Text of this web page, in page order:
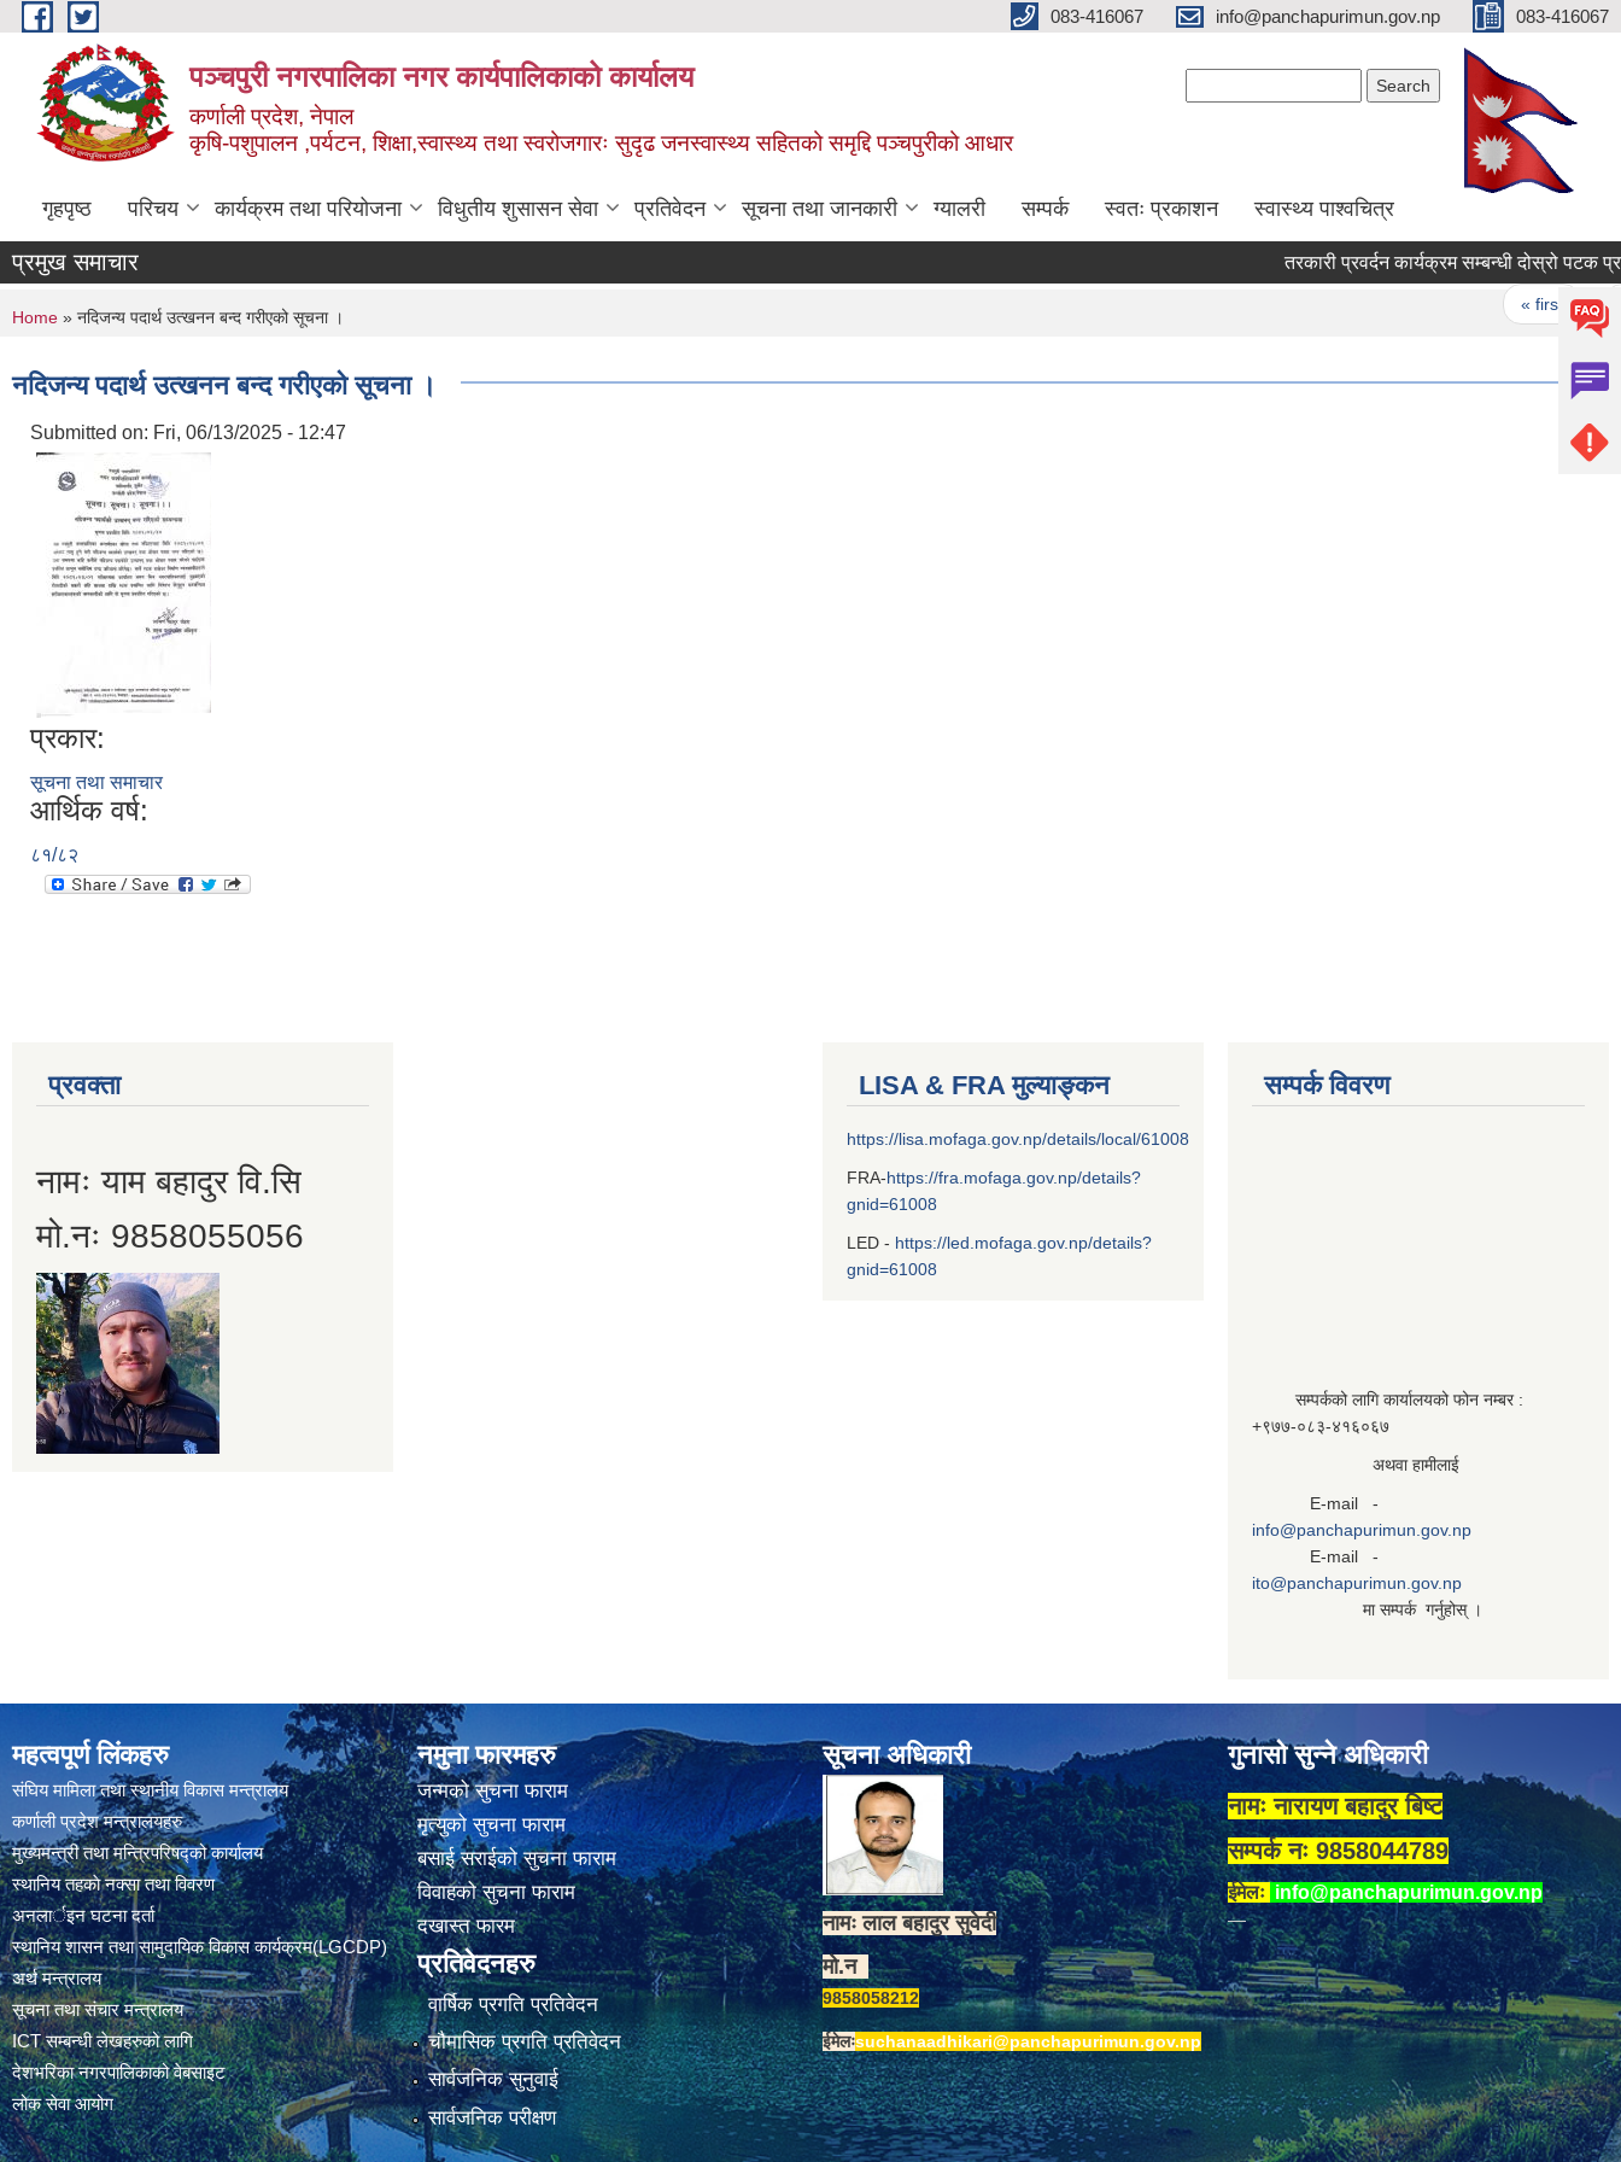
Skip to main content 083-416067 info@panchapurimun.gov.np 083-416067
पञ्चपुरी नगरपालिका नगर कार्यपालिकाको कार्यालय
कर्णाली प्रदेश, नेपाल
कृषि-पशुपालन ,पर्यटन, शिक्षा,स्वास्थ्य तथा स्वरोजगारः सुदृढ जनस्वास्थ्य सहितको समृद्दि पञ्चपुरीको आधार
गृहपृष्ठ परिचय कार्यक्रम तथा परियोजना विधुतीय शुसासन सेवा प्रतिवेदन सूचना तथा जानकारी ग्यालरी सम्पर्क स्वतः प्रकाशन स्वास्थ्य पाश्वचित्र
प्रमुख समाचार
« first ‹
You are here
Home » नदिजन्य पदार्थ उत्खनन बन्द गरीएको सूचना ।
नदिजन्य पदार्थ उत्खनन बन्द गरीएको सूचना ।
Submitted on: Fri, 06/13/2025 - 12:47
प्रकार:
सूचना तथा समाचार
आर्थिक वर्ष:
८१/८२
प्रवक्ता
नामः याम बहादुर वि.सि
मो.नः 9858055056
LISA & FRA मुल्याङ्कन
https://lisa.mofaga.gov.np/details/local/61008
FRA-https://fra.mofaga.gov.np/details?
gnid=61008
LED - https://led.mofaga.gov.np/details?
gnid=61008
सम्पर्क विवरण
सम्पर्कको लागि कार्यालयको फोन नम्बर :
+९७७-०८३‍-४१६०६७
अथवा हामीलाई
E-mail -
info@panchapurimun.gov.np
E-mail -
ito@panchapurimun.gov.np
मा सम्पर्क गर्नुहोस् ।
महत्वपूर्ण लिंकहरु
संघिय मामिला तथा स्थानीय विकास मन्त्रालय
कर्णाली प्रदेश मन्त्रालयहरु
मुख्यमन्त्री तथा मन्त्रिपरिषद्को कार्यालय
स्थानिय तहकाे नक्सा तथा विवरण
अनलार्इन घटना दर्ता
स्थानिय शासन तथा सामुदायिक विकास कार्यक्रम(LGCDP)
अर्थ मन्त्रालय
सूचना तथा संचार मन्त्रालय
ICT सम्बन्धी लेखहरुको लागि
देशभरिका नगरपालिकाको वेबसाइट
लोक सेवा आयोग
नमुना फारमहरु
जन्मको सुचना फाराम
मृत्युको सुचना फाराम
बसाई सराईको सुचना फाराम
विवाहको सुचना फाराम
दखास्त फारम
प्रतिवेदनहरु
वार्षिक प्रगति प्रतिवेदन
चौमासिक प्रगति प्रतिवेदन
सार्वजनिक सुनुवाई
सार्वजनिक परीक्षण
सूचना अधिकारी
नामः लाल बहादुर सुवेदी
मो.न
9858058212
ईमेलःsuchanaadhikari@panchapurimun.gov.np
गुनासो सुन्ने अधिकारी
नामः नारायण बहादुर बिष्ट
सम्पर्क नः 9858044789
ईमेलः info@panchapurimun.gov.np